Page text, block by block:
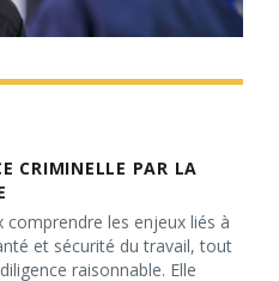
CRIMINELLE PAR LA
les enjeux liés à
et sécurité du travail, tout
raisonnable. Elle